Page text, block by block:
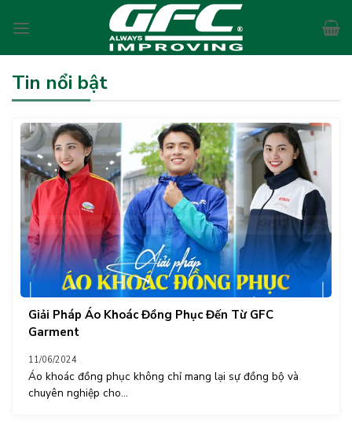
Tin nổi bật
Giải Pháp Áo Khoác Đồng Phục Đến Từ GFC
Garment
11/06/2024
Áo khoác đồng phục không chỉ mang lại sự đồng bộ và
chuyên nghiệp cho...